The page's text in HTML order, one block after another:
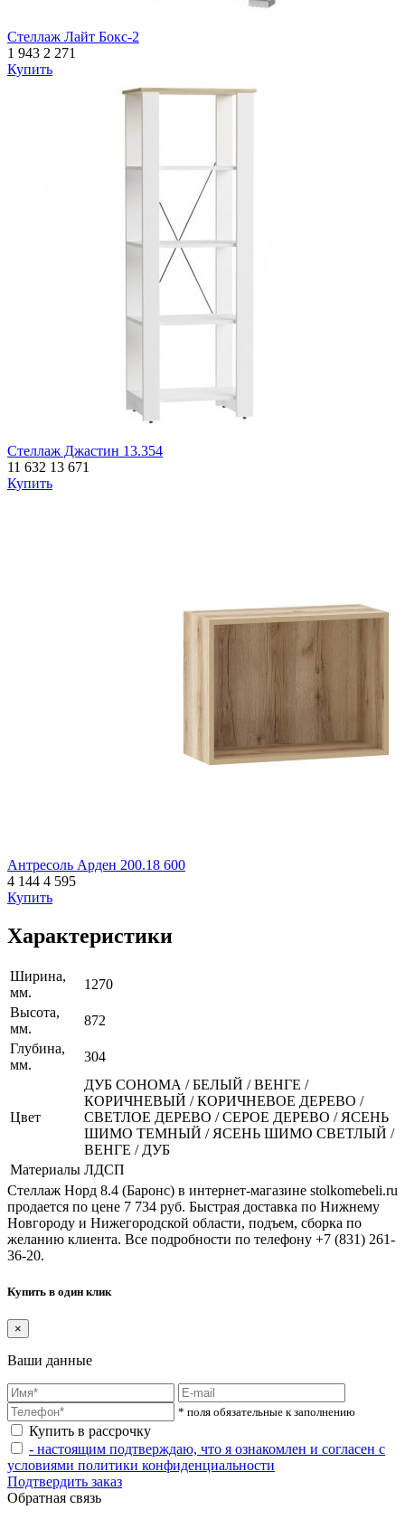
Стеллаж Лайт Бокс-2
1 943 2 271
Купить
Стеллаж Джастин 13.354
11 632 13 671
Купить
Антресоль Арден 200.18 600
4 144 4 595
Купить
Характеристики
Ширина,
мм.
1270
Высота,
мм.
872
Глубина,
мм.
304
Цвет
ДУБ СОНОМА / БЕЛЫЙ / ВЕНГЕ /
КОРИЧНЕВЫЙ / КОРИЧНЕВОЕ ДЕРЕВО /
СВЕТЛОЕ ДЕРЕВО / СЕРОЕ ДЕРЕВО / ЯСЕНЬ
ШИМО ТЕМНЫЙ / ЯСЕНЬ ШИМО СВЕТЛЫЙ /
ВЕНГЕ / ДУБ
Материалы ЛДСП
Стеллаж Норд 8.4 (Баронс) в интернет-магазине stolkomebeli.ru
продается по цене 7 734 руб. Быстрая доставка по Нижнему
Новгороду и Нижегородской области, подъем, сборка по
желанию клиента. Все подробности по телефону +7 (831) 261-
36-20.
Купить в один клик
×
Ваши данные
* поля обязательные к заполнению
Купить в рассрочку
- настоящим подтверждаю, что я ознакомлен и согласен с
условиями политики конфиденциальности
Подтвердить заказ
Обратная связь